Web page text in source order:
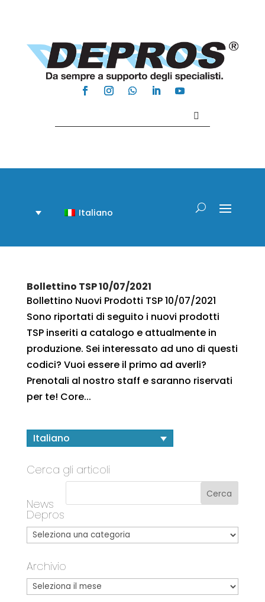
Italiano
Bollettino TSP 10/07/2021
Bollettino Nuovi Prodotti TSP 10/07/2021
Sono riportati di seguito i nuovi prodotti
TSP inseriti a catalogo e attualmente in
produzione. Sei interessato ad uno di questi
codici? Vuoi essere il primo ad averli?
Prenotali al nostro staff e saranno riservati
per te! Core...
Italiano
Cerca gli articoli
News
Depros
Archivio